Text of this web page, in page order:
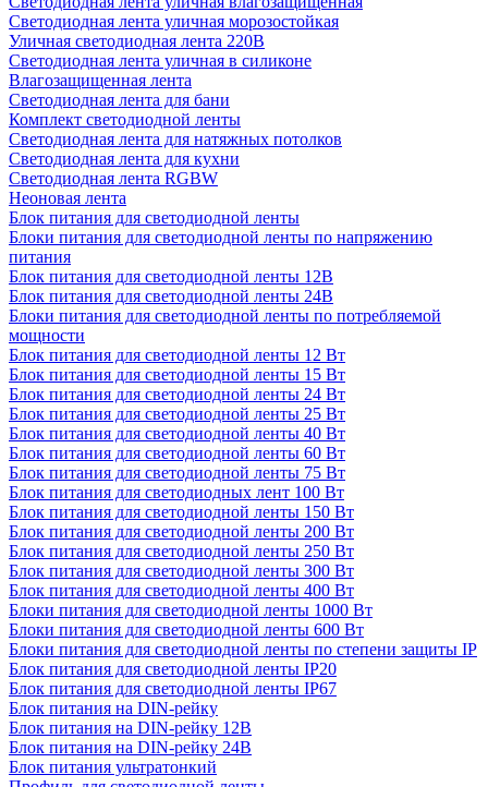
Светодиодная лента уличная морозостойкая
Уличная светодиодная лента 220В
Светодиодная лента уличная в силиконе
Влагозащищенная лента
Светодиодная лента для бани
Комплект светодиодной ленты
Светодиодная лента для натяжных потолков
Светодиодная лента для кухни
Светодиодная лента RGBW
Неоновая лента
Блок питания для светодиодной ленты
Блоки питания для светодиодной ленты по напряжению
питания
Блок питания для светодиодной ленты 12В
Блок питания для светодиодной ленты 24В
Блоки питания для светодиодной ленты по потребляемой
мощности
Блок питания для светодиодной ленты 12 Вт
Блок питания для светодиодной ленты 15 Вт
Блок питания для светодиодной ленты 24 Вт
Блок питания для светодиодной ленты 25 Вт
Блок питания для светодиодной ленты 40 Вт
Блок питания для светодиодной ленты 60 Вт
Блок питания для светодиодной ленты 75 Вт
Блок питания для светодиодных лент 100 Вт
Блок питания для светодиодной ленты 150 Вт
Блок питания для светодиодной ленты 200 Вт
Блок питания для светодиодной ленты 250 Вт
Блок питания для светодиодной ленты 300 Вт
Блок питания для светодиодной ленты 400 Вт
Блоки питания для светодиодной ленты 1000 Вт
Блоки питания для светодиодной ленты 600 Вт
Блоки питания для светодиодной ленты по степени защиты IP
Блок питания для светодиодной ленты IP20
Блок питания для светодиодной ленты IP67
Блок питания на DIN-рейку
Блок питания на DIN-рейку 12В
Блок питания на DIN-рейку 24В
Блок питания ультратонкий